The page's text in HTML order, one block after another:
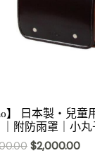
】 日本製・兒童
附防雨罩｜小丸
$2,000.00